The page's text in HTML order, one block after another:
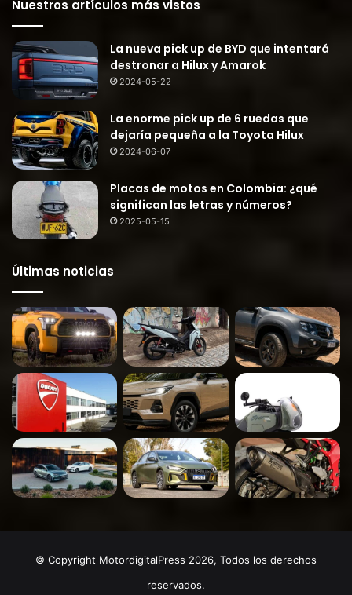
Nuestros artículos más vistos
La nueva pick up de BYD que intentará
destronar a Hilux y Amarok
2024-05-22
La enorme pick up de 6 ruedas que
dejaría pequeña a la Toyota Hilux
2024-06-07
Placas de motos en Colombia: ¿qué
significan las letras y números?
2025-05-15
Últimas noticias
© Copyright MotordigitalPress 2026, Todos los derechos
reservados.